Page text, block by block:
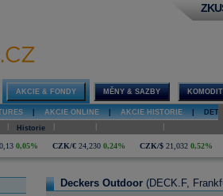
AKCIE & FONDY MĚNY & SAZBY
AKCIE ONLINE AKCIE HISTORIE
Historie
0,05% CZK/€ 24,230 0,24% CZK/$ 21,032 0,52%
Deckers Outdoor (DECK.F,